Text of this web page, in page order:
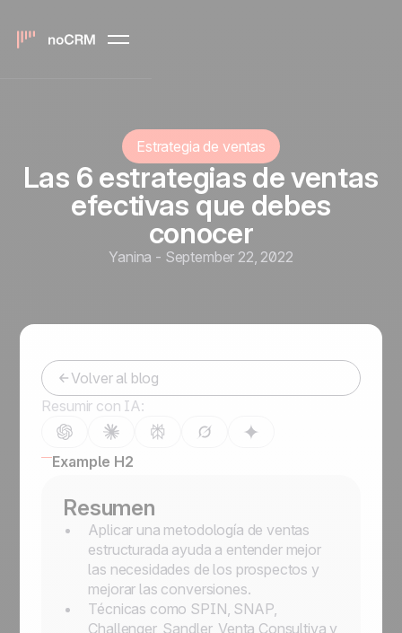
Estrategia de ventas
Las 6 estrategias de ventas
efectivas que debes
conocer
Yanina - September 22, 2022
Volver al blog
Resumir con IA:
Example H2
Resumen
Aplicar una metodología de ventas
estructurada ayuda a entender mejor
las necesidades de los prospectos y
mejorar las conversiones.
Técnicas como SPIN, SNAP,
Challenger, Sandler, Venta Consultiva y